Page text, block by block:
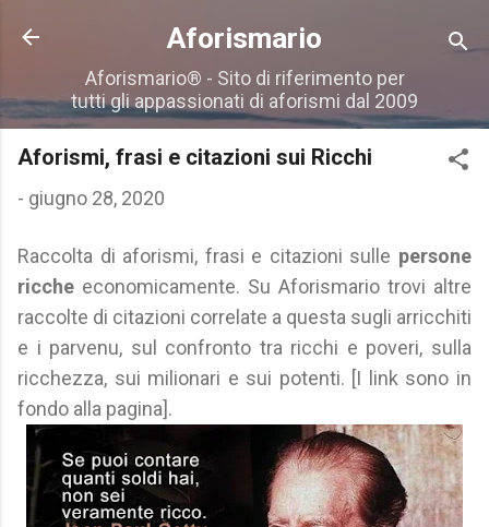
Passa ai contenuti principali
Aforismario
Aforismario® - Sito di riferimento per
tutti gli appassionati di aforismi dal 2009
Aforismi, frasi e citazioni sui Ricchi
- giugno 28, 2020
Raccolta di aforismi, frasi e citazioni sulle persone
ricche economicamente. Su Aforismario trovi altre
raccolte di citazioni correlate a questa sugli arricchiti
e i parvenu, sul confronto tra ricchi e poveri, sulla
ricchezza, sui milionari e sui potenti. [I link sono in
fondo alla pagina].